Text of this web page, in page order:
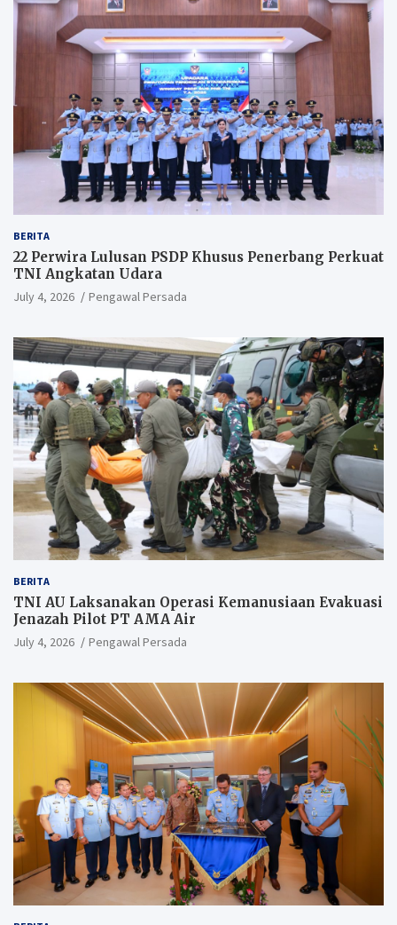
BERITA
22 Perwira Lulusan PSDP Khusus Penerbang Perkuat
TNI Angkatan Udara
July 4, 2026 Pengawal Persada
BERITA
TNI AU Laksanakan Operasi Kemanusiaan Evakuasi
Jenazah Pilot PT AMA Air
July 4, 2026 Pengawal Persada